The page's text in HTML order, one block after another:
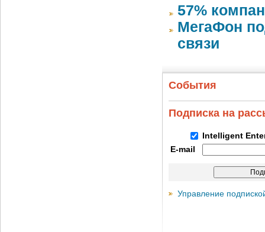
57%
МегаФон
связи
События
Подписка на
Intelligent
E-mail
Управление